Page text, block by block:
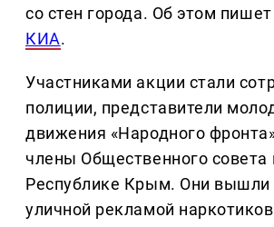
со стен города. Об этом
КИА.
Участниками акции стали
полиции, представители
движения «Народного
члены Общественного
Республике Крым. Они вышли
уличной рекламой